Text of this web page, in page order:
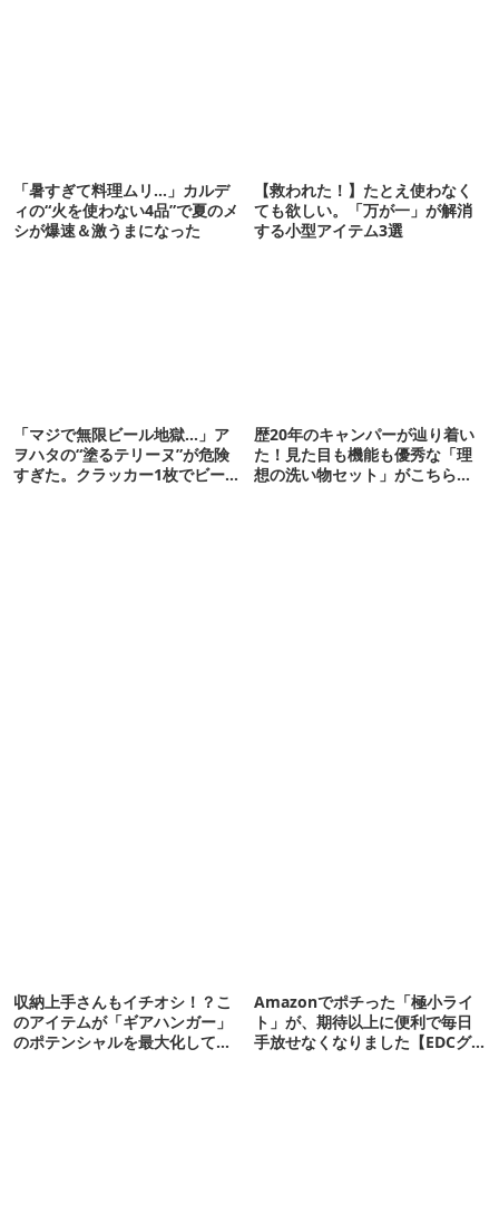
「暑すぎて料理ムリ…」カルデ
ィの“火を使わない4品”で夏のメ
シが爆速＆激うまになった
【救われた！】たとえ使わなく
ても欲しい。「万が一」が解消
する小型アイテム3選
「マジで無限ビール地獄…」ア
ヲハタの“塗るテリーヌ”が危険
すぎた。クラッカー1枚でビール
歴20年のキャンパーが辿り着い
た！見た目も機能も優秀な「理
想の洗い物セット」がこちらで
収納上手さんもイチオシ！？こ
のアイテムが「ギアハンガー」
のポテンシャルを最大化してく
Amazonでポチった「極小ライ
ト」が、期待以上に便利で毎日
手放せなくなりました【EDCグ